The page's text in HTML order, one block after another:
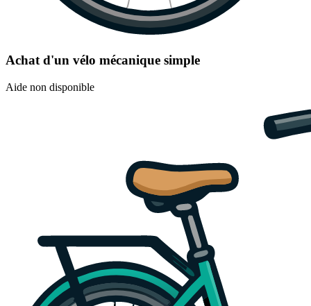
Achat d'un vélo mécanique simple
Aide non disponible